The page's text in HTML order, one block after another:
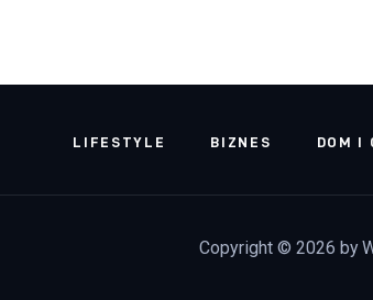
LIFESTYLE BIZNES DOM I
Copyright © 2026 by